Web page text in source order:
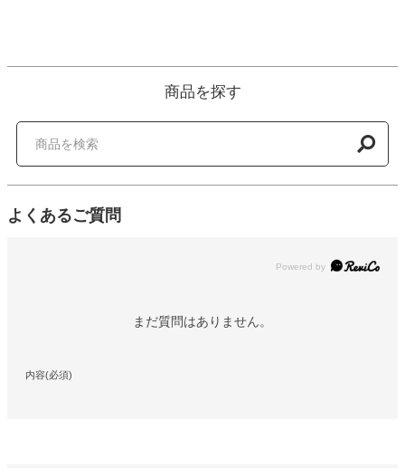
商品を探す
よくあるご質問
Powered by
まだ質問はありません。
内容(必須)